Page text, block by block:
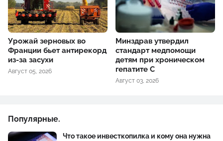
Урожай зерновых во
Франции бьет антирекорд
из-за засухи
Август 05, 2026
Минздрав утвердил
стандарт медпомощи
детям при хроническом
гепатите С
Август 03, 2026
Популярные.
Что такое инвесткопилка и кому она нужна